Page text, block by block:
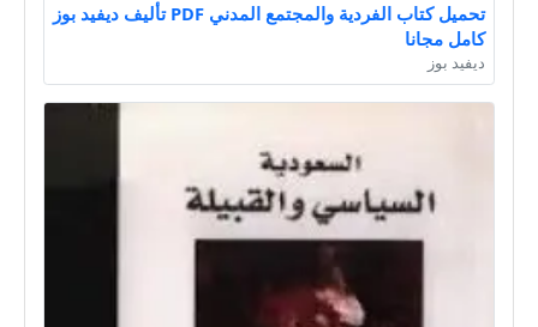
تحميل كتاب الفردية والمجتمع المدني PDF تأليف ديفيد بوز
كامل مجانا
ديفيد بوز